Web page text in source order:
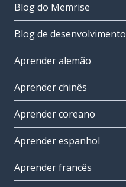
Blog do Memrise
Blog de desenvolvimento
Aprender alemão
Aprender chinês
Aprender coreano
Aprender espanhol
Aprender francês